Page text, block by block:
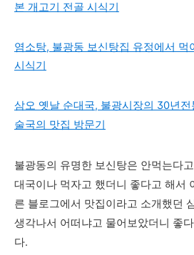
본 개고기 전골 시식기
염소탕, 불광동 보신탕집 유정에서
시식기
삼오 옛날 순대국, 불광시장의 30년
술국의 맛집 방문기
불광동의 유명한 보신탕은 안먹는다
대국이나 먹자고 했더니 좋다고 해서
른 블로그에서 맛집이라고 소개했던
생각나서 어떠냐고 물어보았더니 좋
다.